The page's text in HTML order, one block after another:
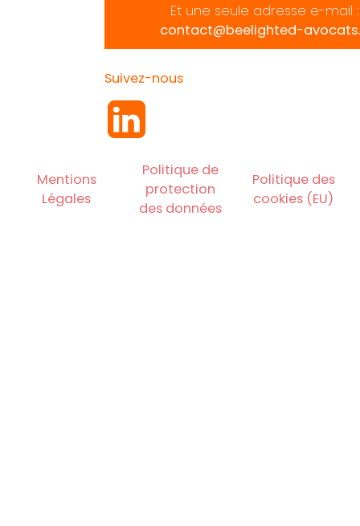
Et une seule adresse e-mail :
contact@beelighted-
Suivez-nous
Mentions
Légales
Politique de
protection
des données
Politique des
cookies (EU)